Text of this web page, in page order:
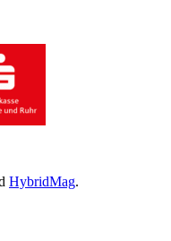
HybridMag.